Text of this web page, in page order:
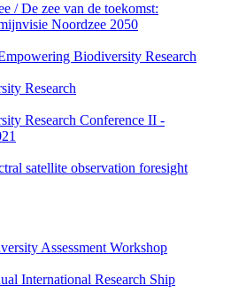
/ De zee van de toekomst:
Noordzee 2050
Biodiversity Research
Research
Research Conference II -
satellite observation foresight
Assessment Workshop
International Research Ship